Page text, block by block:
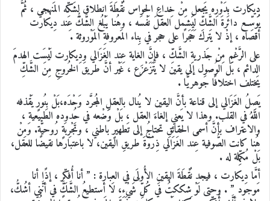
دِيكارت بِدَوْرِه يَجعل مِنْ خِداعِ الحواس نُقْطَةَ انطلاق لِشَكِّه المَنهجي ، ثُمَّ
يُوسِّع دائرةَ الشَّكِّ لِيَشمل العقلَ نَفْسَه ، وهُنا يَبْلُغ الشَّكُّ عِند دِيكارت
أقصاه ، إذْ لا يَترك حَجَرًا على حجر في بِناء المَعروفةِ المَوْروثة .
على الرَّغْمِ مِنْ جَذريةِ الشَّكِّ ، فإنَّ الغاية عِند الغَزَالي ودِيكارت لَيْسَت الهدمَ
الدائم ، بَل الوُصول إلى يقين لا يَتَزَعْزَع ، غَيْر أنَّ طريقَ الخُروجِ مِنَ الشَّكِّ
يَختلف اختلافًا جَوهريًّا .
يَصِلُ الغَزَالي إلى قناعة بأنَّ اليقين لا يُنال بالعقلِ المُجرَّد وَحْدَه،بَلْ بِنُورٍ يَقْذفه
اللَّهُ في القلب. وهذا لا يَعني إلغاءَ العقل ، بَلْ وَضْعه في حُدوده الطبيعية ،
والاعتراف بأنَّ أسمى الحقائقِ تحتاجُ إلى تَطهيرٍ باطني ، وتَجْرِبَةٍ رُوحيَّة. وَمِنْ
هُنا كانت الصُّوفية عِند الغَزَالي ذِرْوَةَ طريقِ اليقين، لا باعتبارها نقيضًا للعقل،
بَلْ مُكمِّلة له .
أمَّا دِيكارت ، فيجد نُقْطَةَ اليقينِ الأُولَى في العِبارة : ” أنا أُفكِّر ، إذًا أنا
مَوجود ” . وحتى لَوْ شككتُ في كُلِّ شَيْء، لا أستطيعُ الشَّكَّ في أنَّني أشُكُّ،